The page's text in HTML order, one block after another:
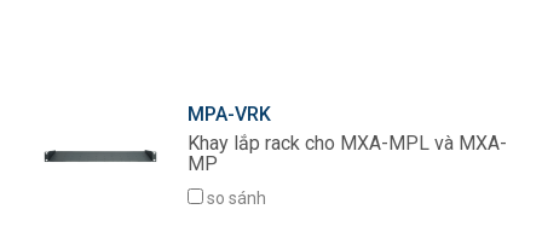
MPA-VRK
Khay lắp rack cho MXA-MPL và MXA-
MP
so sánh